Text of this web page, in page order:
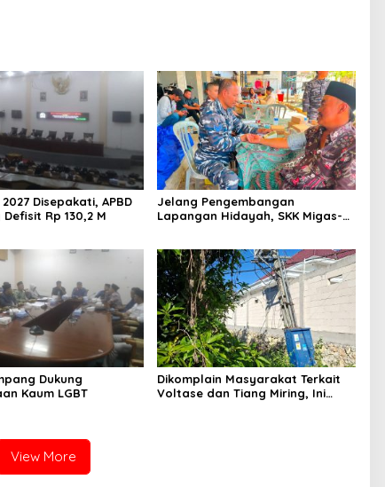
2027 Disepakati, APBD
Rp 130,2 M
Jelang Pengembangan
Lapangan Hidayah, SKK Migas-
Sampang
Dukung
Kaum LGBT
Dikomplain Masyarakat Terkait
Voltase dan Tiang Miring, Ini
View More